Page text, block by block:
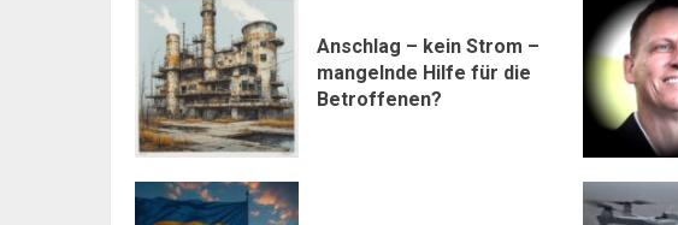
Anschlag – kein Strom –
mangelnde Hilfe für die
Betroffenen?